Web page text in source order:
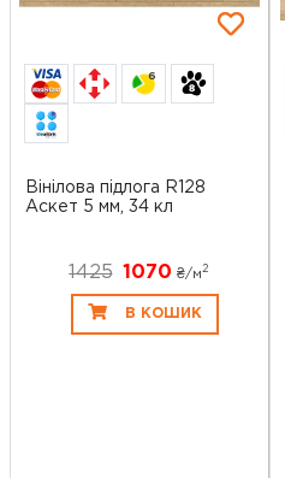
6
Вінілова підлога R128
Аскет 5 мм, 34 кл
1425 1070₴/м2
В КОШИК